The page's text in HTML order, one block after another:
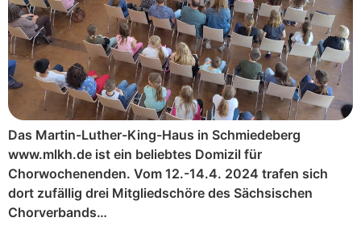
Das Martin-Luther-King-Haus in Schmiedeberg
www.mlkh.de ist ein beliebtes Domizil für
Chorwochenenden. Vom 12.-14.4. 2024 trafen sich
dort zufällig drei Mitgliedschöre des Sächsischen
Chorverbands…